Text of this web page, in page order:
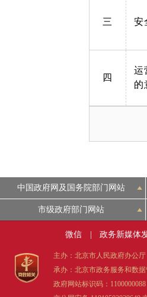
三 安
四
运
的
中国政府网及国务院部门网站
市级政府部门网站
微信 政务新媒体
主办：北京市人民政府办公厅
承办：北京市政务服务和数据
政府网站标识码：1100000088